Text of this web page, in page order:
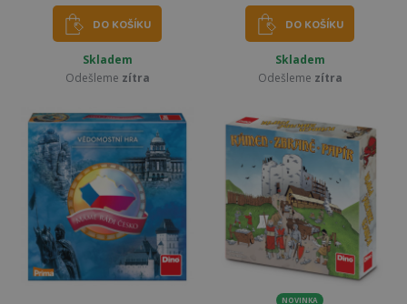
DO KOŠÍKU
Skladem
Odešleme zítra
DO KOŠÍKU
Skladem
Odešleme zítra
NOVINKA